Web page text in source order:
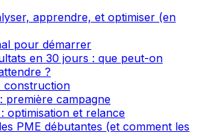
apprendre, et optimiser (en
pour démarrer
en 30 jours : que peut-on
?
construction
première campagne
optimisation et relance
PME débutantes (et comment les